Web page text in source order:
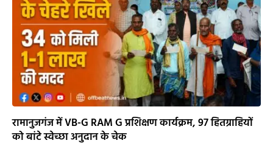
रामानुजगंज में VB-G RAM G प्रशिक्षण कार्यक्रम, 97 हितग्राहियों
को बांटे स्वेच्छा अनुदान के चेक